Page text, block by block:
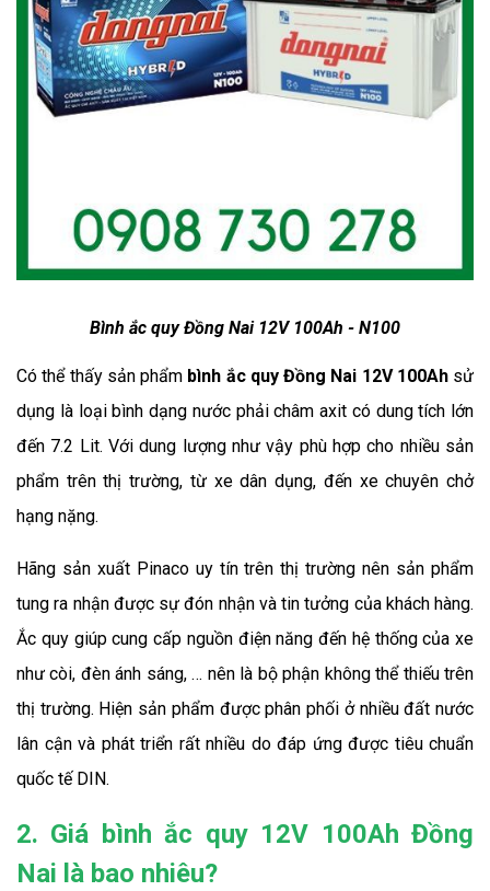
Bình ắc quy Đồng Nai 12V 100Ah - N100
Có thể thấy sản phẩm bình ắc quy Đồng Nai 12V 100Ah sử
dụng là loại bình dạng nước phải châm axit có dung tích lớn
đến 7.2 Lit. Với dung lượng như vậy phù hợp cho nhiều sản
phẩm trên thị trường, từ xe dân dụng, đến xe chuyên chở
hạng nặng.
Hãng sản xuất Pinaco uy tín trên thị trường nên sản phẩm
tung ra nhận được sự đón nhận và tin tưởng của khách hàng.
Ắc quy giúp cung cấp nguồn điện năng đến hệ thống của xe
như còi, đèn ánh sáng, … nên là bộ phận không thể thiếu trên
thị trường. Hiện sản phẩm được phân phối ở nhiều đất nước
lân cận và phát triển rất nhiều do đáp ứng được tiêu chuẩn
quốc tế DIN.
2. Giá bình ắc quy 12V 100Ah Đồng
Nai là bao nhiêu?